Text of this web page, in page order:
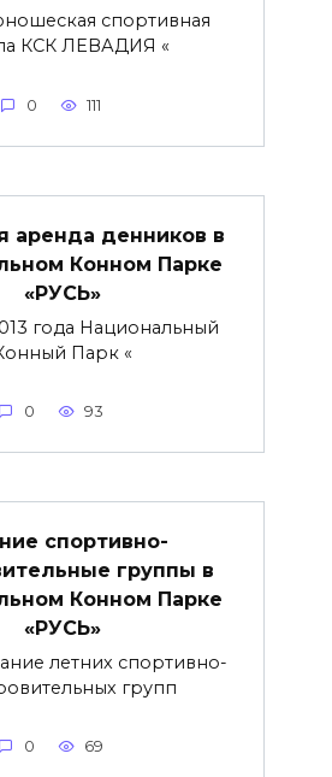
спортивная
КСК ЛЕВАДИЯ «
0 111
аренда денников в
Конном Парке
«РУСЬ»
года Национальный
Парк «
0 93
спортивно-
группы в
Конном Парке
«РУСЬ»
летних спортивно-
групп
0 69